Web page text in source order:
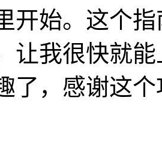
开始。这个
让我很快就
了，感谢这